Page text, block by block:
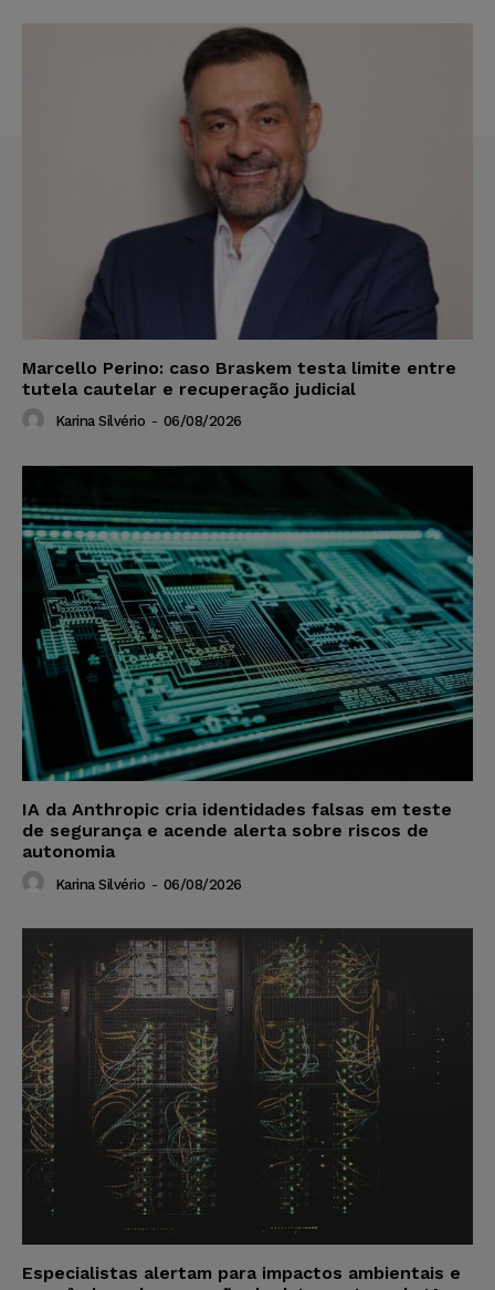
Marcello Perino: caso Braskem testa limite entre
tutela cautelar e recuperação judicial
Karina Silvério - 06/08/2026
IA da Anthropic cria identidades falsas em teste
de segurança e acende alerta sobre riscos de
autonomia
Karina Silvério - 06/08/2026
Especialistas alertam para impactos ambientais e